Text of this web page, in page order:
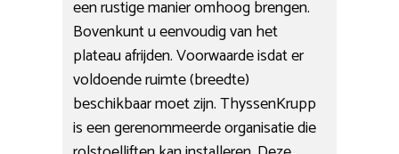
een rustige manier omhoog brengen.
Bovenkunt u eenvoudig van het
plateau afrijden. Voorwaarde isdat er
voldoende ruimte (breedte)
beschikbaar moet zijn. ThyssenKrupp
is een gerenommeerde organisatie die